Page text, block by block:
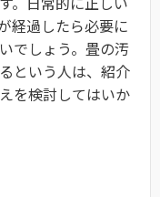
経過したら必要に
でしょう。畳の汚
という人は、紹介
を検討してはいか